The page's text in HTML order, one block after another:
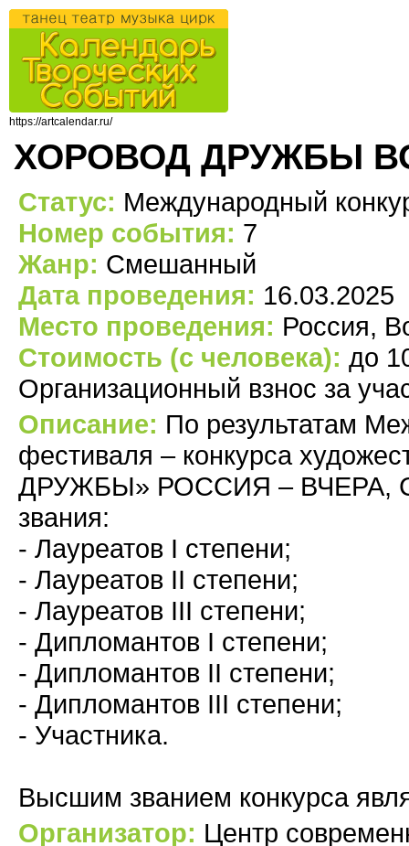
https://artcalendar.ru/
ХОРОВОД ДРУЖБЫ
Статус: Международный
Номер события: 7
Жанр: Смешанный
Дата проведения: 16.03.2025
Место проведения: Россия,
Стоимость (с человека): до
Организационный взнос за
Описание: По результатам
фестиваля – конкурса
ДРУЖБЫ» РОССИЯ – ВЧЕРА,
звания:
- Лауреатов I степени;
- Лауреатов II степени;
- Лауреатов III степени;
- Дипломантов I степени;
- Дипломантов II степени;
- Дипломантов III степени;
- Участника.
Организатор: Центр